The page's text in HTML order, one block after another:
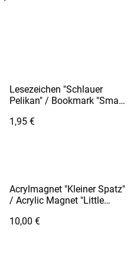
Lesezeichen "Schlauer
Pelikan" / Bookmark "Smart
1,95 €
Acrylmagnet "Kleiner Spatz"
/ Acrylic Magnet "Little
10,00 €